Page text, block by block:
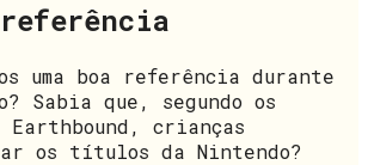
uma boa referência durante
Sabia que, segundo os
crianças
os títulos da Nintendo?